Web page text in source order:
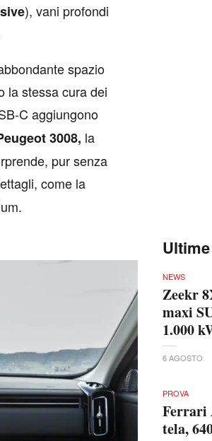
), vani profondi
spazio
la stessa cura dei
C aggiungono
3008, la
pur senza
come la
NEWS
Zeekr
maxi
1.000
6 AGOSTO
PROVA
Ferrari
tela,